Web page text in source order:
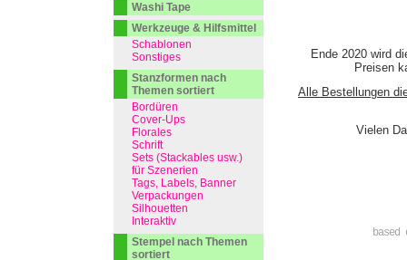
Ende 2020 wird
Preisen
Alle Bestellungen
Vielen
Washi Tape
Werkzeuge & Hilfsmittel
Schablonen
Sonstiges
Stanzformen nach
Themen sortiert
Bordüren
Cover-Ups
Florales
Schrift
Sets (Stackables usw.)
für Szenerien
Tags, Labels, Banner
Verpackungen
Silhouetten
Interaktiv
Stempel nach Themen
sortiert